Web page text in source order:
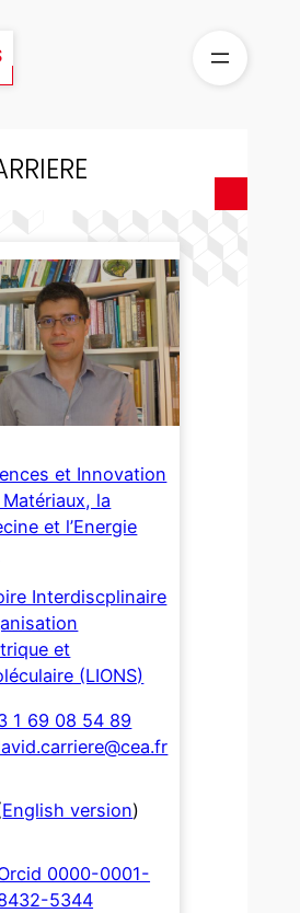
et Innovation
la
et l’Energie
Interdiscplinaire
et
(LIONS)
1 69 08 54 89
English version)
0000-0001-
5344